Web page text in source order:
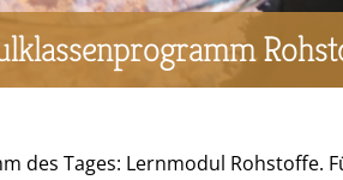
des Tages: Lernmodul Rohstoffe.